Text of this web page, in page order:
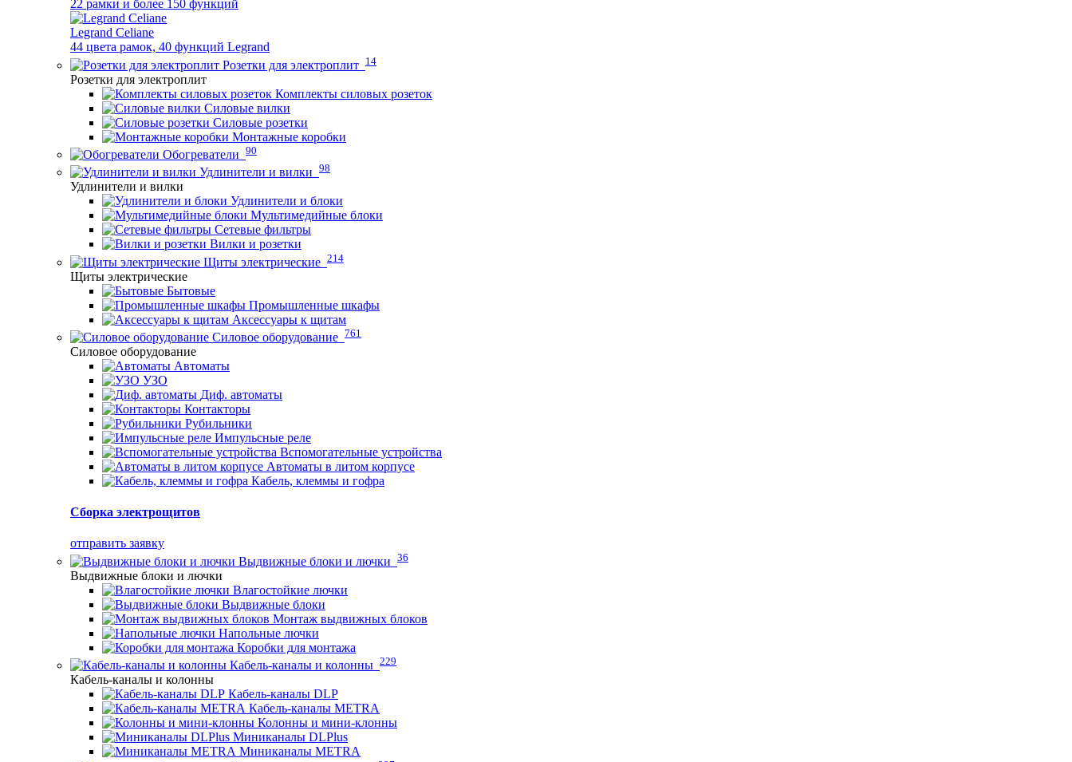
22 рамки и более 150 функций
Legrand Celiane
44 цвета рамок, 40 функций Legrand
Розетки для электроплит 14
Розетки для электроплит
Комплекты силовых розеток
Силовые вилки
Силовые розетки
Монтажные коробки
Обогреватели 90
Удлинители и вилки 98
Удлинители и вилки
Удлинители и блоки
Мультимедийные блоки
Сетевые фильтры
Вилки и розетки
Щиты электрические 214
Щиты электрические
Бытовые
Промышленные шкафы
Аксессуары к щитам
Силовое оборудование 761
Силовое оборудование
Автоматы
УЗО
Диф. автоматы
Контакторы
Рубильники
Импульсные реле
Вспомогательные устройства
Автоматы в литом корпусе
Кабель, клеммы и гофра
Сборка электрощитов
отправить заявку
Выдвижные блоки и лючки 36
Выдвижные блоки и лючки
Влагостойкие лючки
Выдвижные блоки
Монтаж выдвижных блоков
Напольные лючки
Коробки для монтажа
Кабель-каналы и колонны 229
Кабель-каналы и колонны
Кабель-каналы DLP
Кабель-каналы METRA
Колонны и мини-клонны
Миниканалы DLPlus
Миниканалы METRA